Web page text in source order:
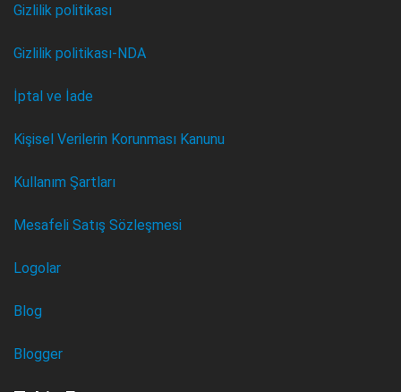
Gizlilik politikası
Gizlilik politikası-NDA
İptal ve İade
Kişisel Verilerin Korunması Kanunu
Kullanım Şartları
Mesafeli Satış Sözleşmesi
Logolar
Blog
Blogger